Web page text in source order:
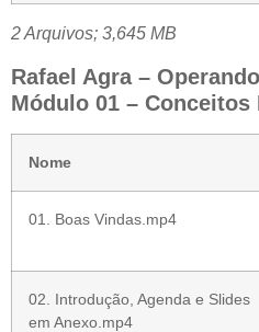
2 Arquivos; 3,645 MB
Rafael Agra –
Módulo 01 – Conceitos
Nome
01. Boas Vindas.mp4
02. Introdução, Agenda e Slides
em Anexo.mp4